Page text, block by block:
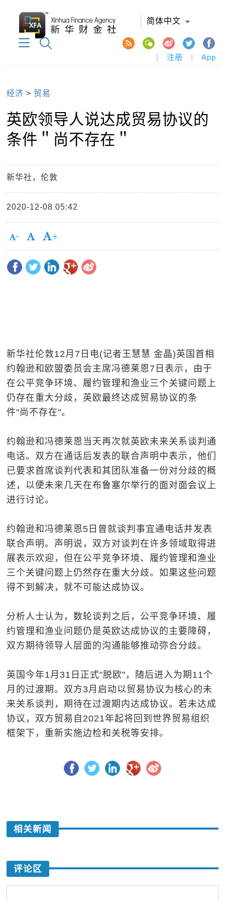
简体中文
注册 App
经济 > 贸易
英欧领导人说达成贸易协议的
条件＂尚不存在＂
新华社，伦敦
2020-12-08 05:42
新华社伦敦12月7日电(记者王慧慧 金晶)英国首相
约翰逊和欧盟委员会主席冯德莱恩7日表示，由于
在公平竞争环境、履约管理和渔业三个关键问题上
仍存在重大分歧，英欧最终达成贸易协议的条
件"尚不存在"。
约翰逊和冯德莱恩当天再次就英欧未来关系谈判通
电话。双方在通话后发表的联合声明中表示，他们
已要求首席谈判代表和其团队准备一份对分歧的概
述，以便未来几天在布鲁塞尔举行的面对面会议上
进行讨论。
约翰逊和冯德莱恩5日曾就谈判事宜通电话并发表
联合声明。声明说，双方对谈判在许多领域取得进
展表示欢迎，但在公平竞争环境、履约管理和渔业
三个关键问题上仍然存在重大分歧。如果这些问题
得不到解决，就不可能达成协议。
分析人士认为，数轮谈判之后，公平竞争环境、履
约管理和渔业问题仍是英欧达成协议的主要障碍，
双方期待领导人层面的沟通能够推动弥合分歧。
英国今年1月31日正式"脱欧"，随后进入为期11个
月的过渡期。双方3月启动以贸易协议为核心的未
来关系谈判，期待在过渡期内达成协议。若未达成
协议，双方贸易自2021年起将回到世界贸易组织
框架下，重新实施边检和关税等安排。
相关新闻
评论区